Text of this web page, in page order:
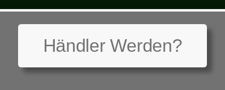
Händler Werden?